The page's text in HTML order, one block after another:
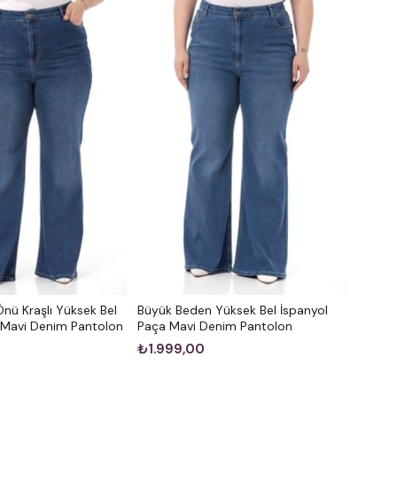
Kraşlı Yüksek Bel
Denim Pantolon
Büyük Beden Yüksek Bel İspanyol
Paça Mavi Denim Pantolon
₺1.999,00